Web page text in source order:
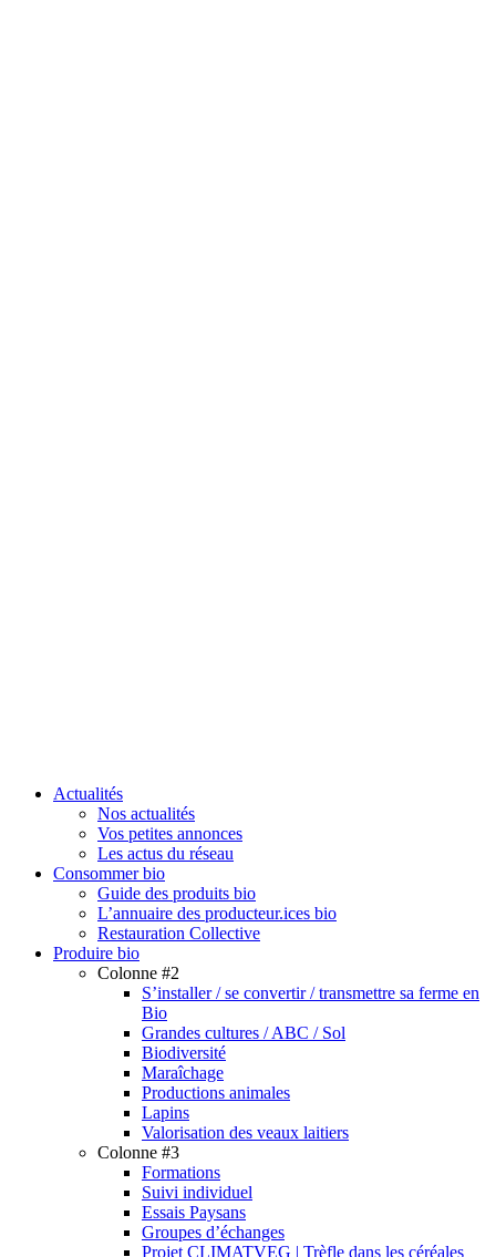
search
Menu
Actualités
Nos actualités
Vos petites annonces
Les actus du réseau
Consommer bio
Guide des produits bio
L’annuaire des producteur.ices bio
Restauration Collective
Produire bio
Colonne #2
S’installer / se convertir / transmettre sa ferme en
Bio
Grandes cultures / ABC / Sol
Biodiversité
Maraîchage
Productions animales
Lapins
Valorisation des veaux laitiers
Colonne #3
Formations
Suivi individuel
Essais Paysans
Groupes d’échanges
Projet CLIMATVEG | Trèfle dans les céréales